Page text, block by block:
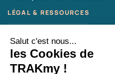
CGU
CGV
Mentions légales